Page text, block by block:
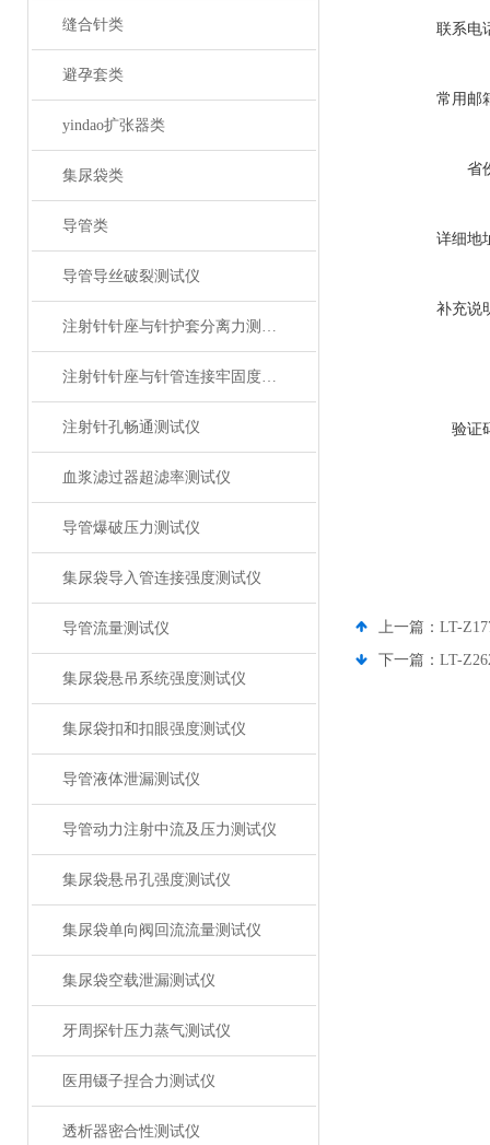
缝合针类
避孕套类
yindao扩张器类
集尿袋类
导管类
导管导丝破裂测试仪
注射针针座与针护套分离力测试仪
注射针针座与针管连接牢固度测试仪
注射针孔畅通测试仪
血浆滤过器超滤率测试仪
导管爆破压力测试仪
集尿袋导入管连接强度测试仪
导管流量测试仪
集尿袋悬吊系统强度测试仪
集尿袋扣和扣眼强度测试仪
导管液体泄漏测试仪
导管动力注射中流及压力测试仪
集尿袋悬吊孔强度测试仪
集尿袋单向阀回流流量测试仪
集尿袋空载泄漏测试仪
牙周探针压力蒸气测试仪
医用镊子捏合力测试仪
透析器密合性测试仪
联系电
常用邮
省
详细地
补充说
验证
上一篇： LT-
下一篇： LT-